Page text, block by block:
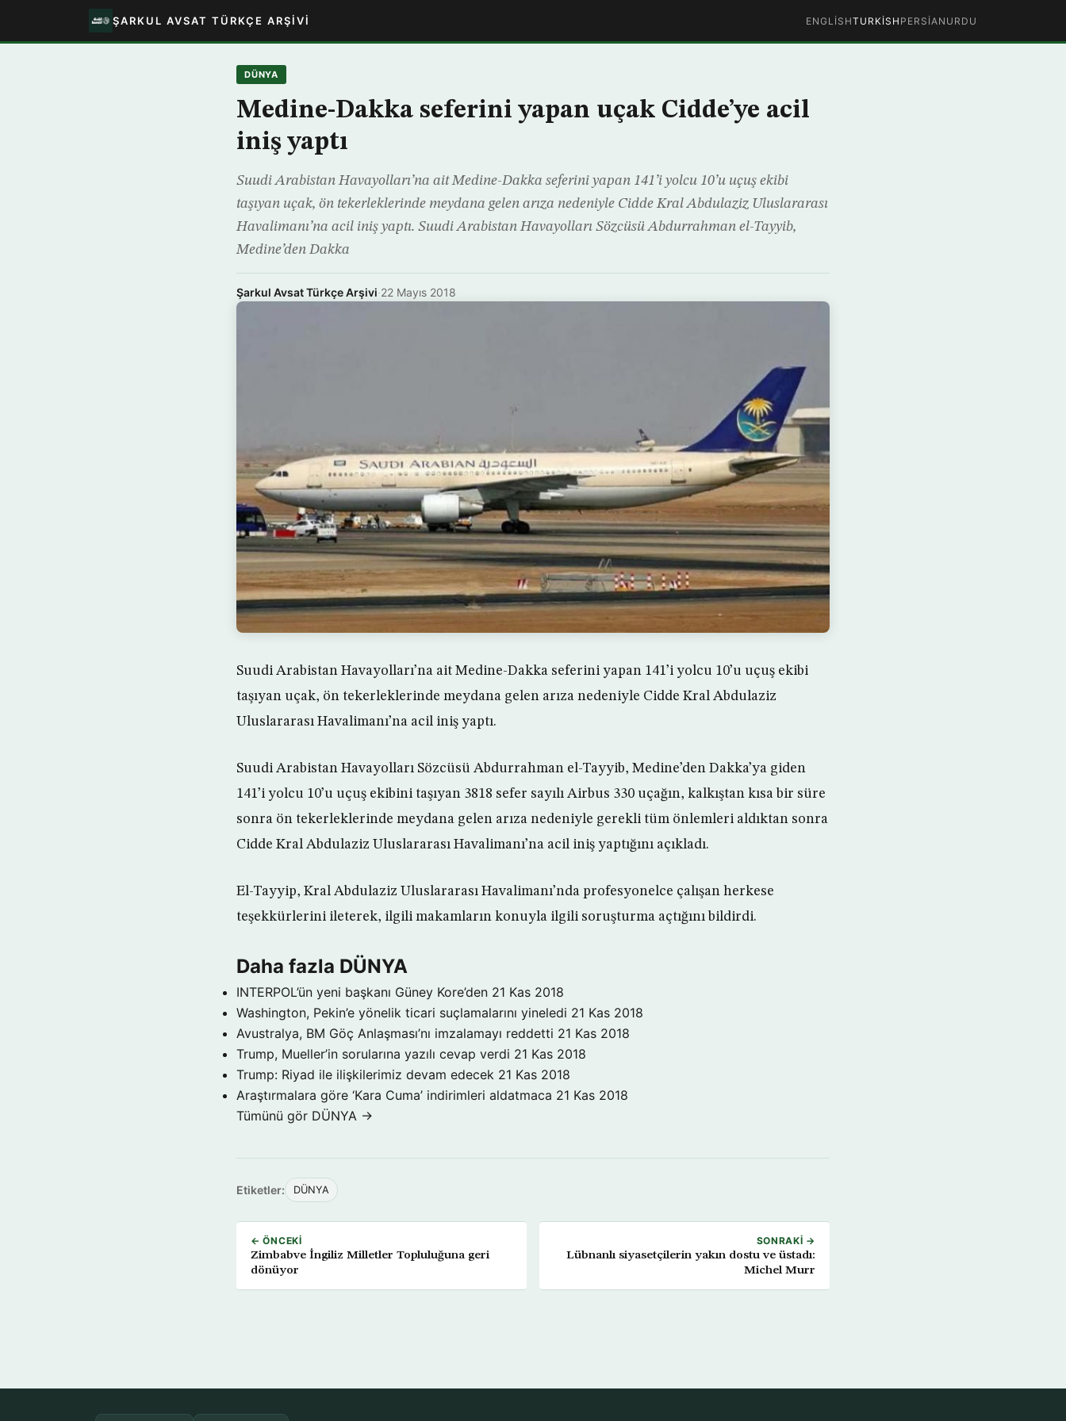
ŞARKUL AVSAT TÜRKÇE ARŞIVI ENGLISHTURKISH PERSIAN URDU
DÜNYA
Medine-Dakka seferini yapan uçak Cidde’ye acil
iniş yaptı
Suudi Arabistan Havayolları’na ait Medine-Dakka seferini yapan 141’i yolcu 10’u uçuş ekibi
taşıyan uçak, ön tekerleklerinde meydana gelen arıza nedeniyle Cidde Kral Abdulaziz Uluslararası
Havalimanı’na acil iniş yaptı. Suudi Arabistan Havayolları Sözcüsü Abdurrahman el-Tayyib,
Medine’den Dakka
Şarkul Avsat Türkçe Arşivi·22 Mayıs 2018
Suudi Arabistan Havayolları’na ait Medine-Dakka seferini yapan 141’i yolcu 10’u uçuş ekibi
taşıyan uçak, ön tekerleklerinde meydana gelen arıza nedeniyle Cidde Kral Abdulaziz
Uluslararası Havalimanı’na acil iniş yaptı.
Suudi Arabistan Havayolları Sözcüsü Abdurrahman el-Tayyib, Medine’den Dakka’ya giden
141’i yolcu 10’u uçuş ekibini taşıyan 3818 sefer sayılı Airbus 330 uçağın, kalkıştan kısa bir süre
sonra ön tekerleklerinde meydana gelen arıza nedeniyle gerekli tüm önlemleri aldıktan sonra
Cidde Kral Abdulaziz Uluslararası Havalimanı’na acil iniş yaptığını açıkladı.
El-Tayyip, Kral Abdulaziz Uluslararası Havalimanı’nda profesyonelce çalışan herkese
teşekkürlerini ileterek, ilgili makamların konuyla ilgili soruşturma açtığını bildirdi.
Daha fazla DÜNYA
INTERPOL’ün yeni başkanı Güney Kore’den 21 Kas 2018
Washington, Pekin’e yönelik ticari suçlamalarını yineledi 21 Kas 2018
Avustralya, BM Göç Anlaşması’nı imzalamayı reddetti 21 Kas 2018
Trump, Mueller’in sorularına yazılı cevap verdi 21 Kas 2018
Trump: Riyad ile ilişkilerimiz devam edecek 21 Kas 2018
Araştırmalara göre ‘Kara Cuma’ indirimleri aldatmaca 21 Kas 2018
Tümünü gör DÜNYA →
Etiketler: DÜNYA
← ÖNCEKI
Zimbabve İngiliz Milletler Topluluğuna geri
dönüyor
SONRAKI →
Lübnanlı siyasetçilerin yakın dostu ve üstadı:
Michel Murr